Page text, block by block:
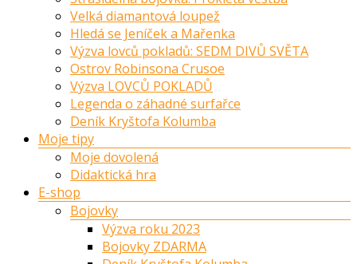
Velká diamantová loupež
Hledá se Jeníček a Mařenka
Výzva lovců pokladů: SEDM DIVŮ SVĚTA
Ostrov Robinsona Crusoe
Výzva LOVCŮ POKLADŮ
Legenda o záhadné surfařce
Deník Kryštofa Kolumba
Moje tipy
Moje dovolená
Didaktická hra
E-shop
Bojovky
Výzva roku 2023
Bojovky ZDARMA